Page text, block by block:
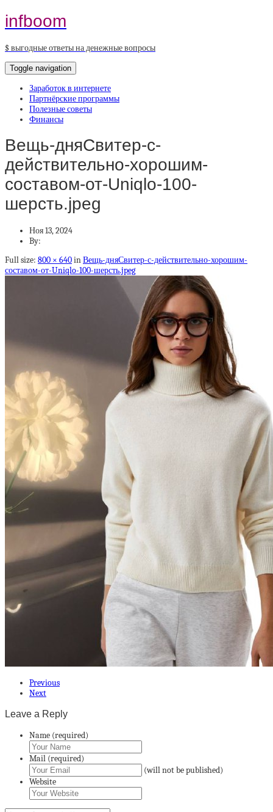
infboom
$ выгодные ответы на денежные вопросы
Toggle navigation
Заработок в интернете
Партнёрские программы
Полезные советы
Финансы
Вещь-дняСвитер-с-
действительно-хорошим-
составом-от-Uniqlo-100-
шерсть.jpeg
Ноя 13, 2024
By:
Full size: 800 × 640inВещь-дняСвитер-с-действительно-хорошим-
составом-от-Uniqlo-100-шерсть.jpeg
Previous
Next
Leave a Reply
Name (required)
Mail (required)
(will not be published)
Website